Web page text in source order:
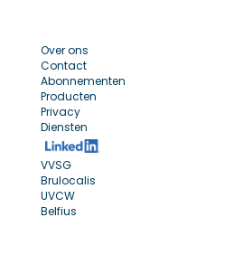
Over ons
Contact
Abonnementen
Producten
Privacy
Diensten
VVSG
Brulocalis
UVCW
Belfius